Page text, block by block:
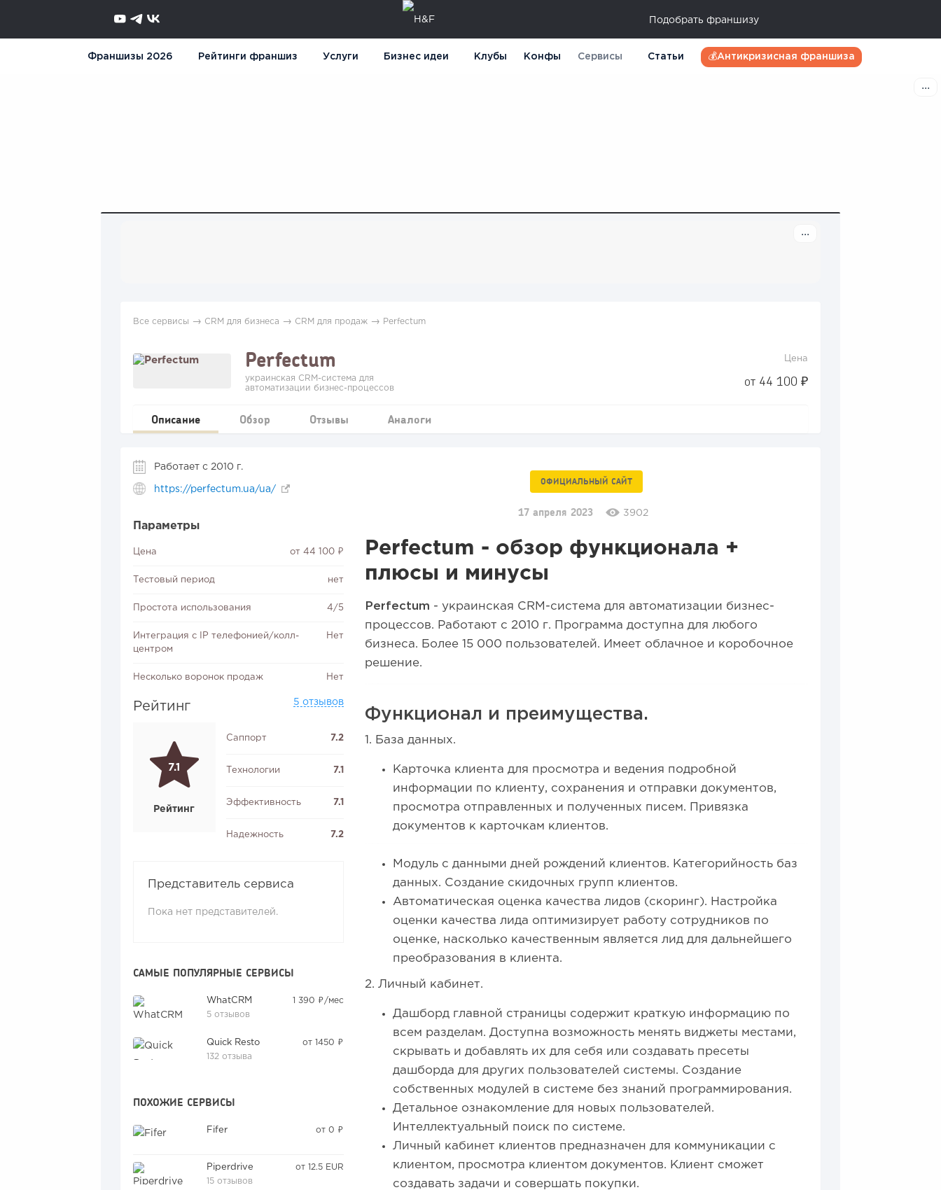
Подобрать франшизу
Франшизы 2026 Рейтинги франшиз Услуги Бизнес идеи Клубы Конфы Сервисы Статьи 💰Антикризисная франшиза
Все сервисы → CRM для бизнеса → CRM для продаж → Perfectum
Perfectum
украинская CRM-система для
автоматизации бизнес-процессов
Цена
от 44 100 ₽
Описание Обзор Отзывы Аналоги
Работает с 2010 г.
https://perfectum.ua/ua/
Параметры
Цена от 44 100 ₽
Тестовый период нет
Простота использования 4/5
Интеграция с IP телефонией/колл-
центром
Нет
Несколько воронок продаж Нет
Рейтинг 5 отзывов
7.1
Рейтинг
Саппорт 7.2
Технологии 7.1
Эффективность 7.1
Надежность 7.2
Представитель сервиса
Пока нет представителей.
САМЫЕ ПОПУЛЯРНЫЕ СЕРВИСЫ
WhatCRM
5 отзывов
1 390 ₽/мес
Quick Resto
132 отзыва
от 1450 ₽
ПОХОЖИЕ СЕРВИСЫ
Fifer от 0 ₽
Piperdrive
15 отзывов
от 12.5 EUR
ОФИЦИАЛЬНЫЙ САЙТ
17 апреля 2023 3902
Perfectum - обзор функционала +
плюсы и минусы
Perfectum - украинская CRM-система для автоматизации бизнес-
процессов. Работают с 2010 г. Программа доступна для любого
бизнеса. Более 15 000 пользователей. Имеет облачное и коробочное
решение.
Функционал и преимущества.
1. База данных.
Карточка клиента для просмотра и ведения подробной
информации по клиенту, сохранения и отправки документов,
просмотра отправленных и полученных писем. Привязка
документов к карточкам клиентов.
Модуль с данными дней рождений клиентов. Категорийность баз
данных. Создание скидочных групп клиентов.
Автоматическая оценка качества лидов (скоринг). Настройка
оценки качества лида оптимизирует работу сотрудников по
оценке, насколько качественным является лид для дальнейшего
преобразования в клиента.
2. Личный кабинет.
Дашборд главной страницы содержит краткую информацию по
всем разделам. Доступна возможность менять виджеты местами,
скрывать и добавлять их для себя или создавать пресеты
дашборда для других пользователей системы. Создание
собственных модулей в системе без знаний программирования.
Детальное ознакомление для новых пользователей.
Интеллектуальный поиск по системе.
Личный кабинет клиентов предназначен для коммуникации с
клиентом, просмотра клиентом документов. Клиент сможет
создавать задачи и совершать покупки.